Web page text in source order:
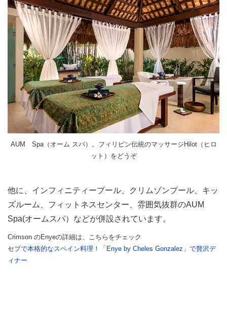
AUM Spa（オーム スパ）。フィリピン伝統のマッサージHilot（ヒロ
ット）をどうぞ
他に、インフィニティープール、クリムゾンプール、キッ
ズルーム、フィットネスセンター、雰囲気抜群のAUM
Spa(オームスパ）などが併設されています。
Crimson のEnyeの詳細は、こちらをチェック
セブで本格的なスペイン料理！「Enye by Cheles Gonzalez」で贅沢デ
ィナー